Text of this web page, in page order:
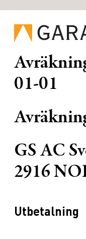
01-01
GS AC
2916
Utbetalning